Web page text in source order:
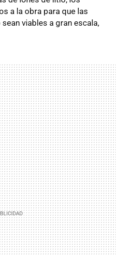
a la obra para que las
viables a gran escala,